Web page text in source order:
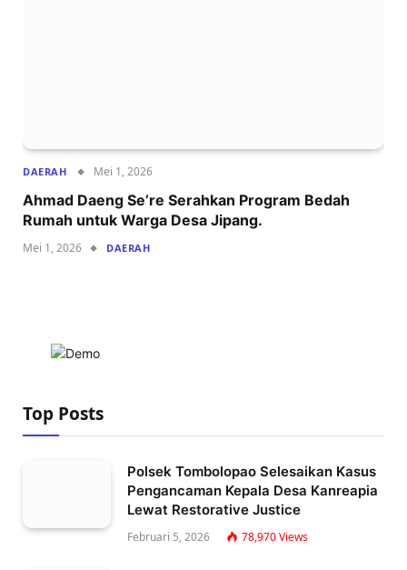
DAERAH Mei 1, 2026
Ahmad Daeng Se’re Serahkan Program Bedah
Rumah untuk Warga Desa Jipang.
Mei 1, 2026 DAERAH
Top Posts
Polsek Tombolopao Selesaikan Kasus
Pengancaman Kepala Desa Kanreapia
Lewat Restorative Justice
Februari 5, 2026 78,970Views